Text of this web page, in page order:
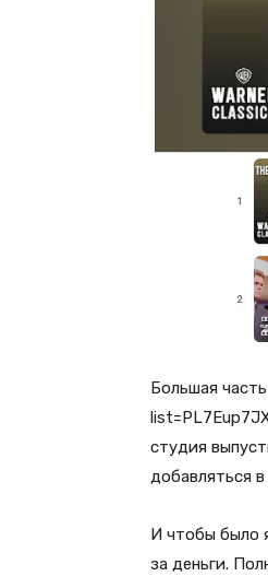
Большая
студия
добавляться
И чтобы было
за деньги.